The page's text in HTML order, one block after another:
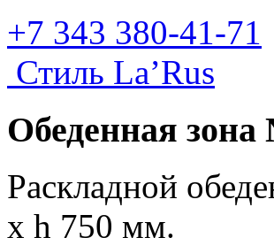
+7 343 380-41-71
Стиль La’Rus
Обеденная
Раскладной
х h 750 мм.